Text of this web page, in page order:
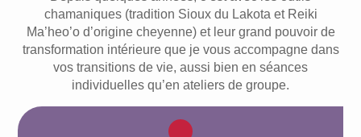
chamaniques (tradition Sioux du Lakota et Reiki
Ma’heo’o d’origine cheyenne) et leur grand pouvoir de
transformation intérieure que je vous accompagne dans
vos transitions de vie, aussi bien en séances
individuelles qu’en ateliers de groupe.